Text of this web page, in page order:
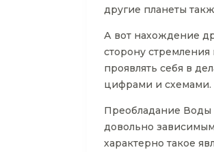
другие планеты
А вот нахождение
сторону
проявлять себя в
цифрами и схемами.
Преобладание Воды
довольно
характерно такое